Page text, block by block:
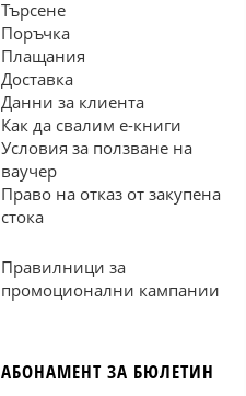
Търсене
Поръчка
Плащания
Доставка
Данни за клиента
Как да свалим е-книги
Условия за ползване на
ваучер
Право на отказ от закупена
стока
Правилници за
промоционални кампании
АБОНАМЕНТ ЗА БЮЛЕТИН